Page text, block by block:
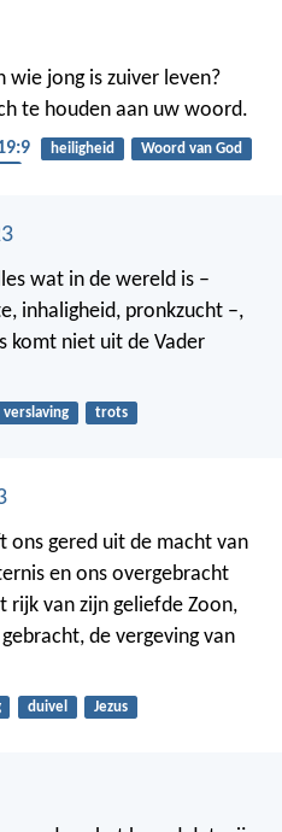
wie jong is zuiver leven?
te houden aan uw woord.
heiligheid
Woord van God
wat in de wereld is –
inhaligheid, pronkzucht –,
komt niet uit de Vader
verslaving trots
ons gered uit de macht van
en ons overgebracht
rijk van zijn geliefde Zoon,
de vergeving van
duivel Jezus